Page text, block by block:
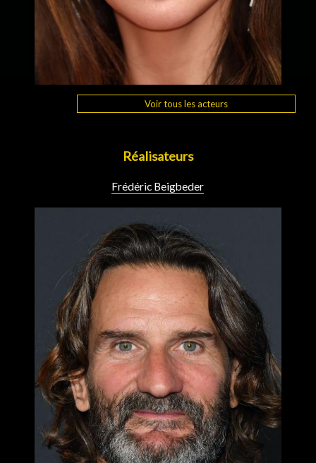
Voir tous les acteurs
Réalisateurs
Frédéric Beigbeder